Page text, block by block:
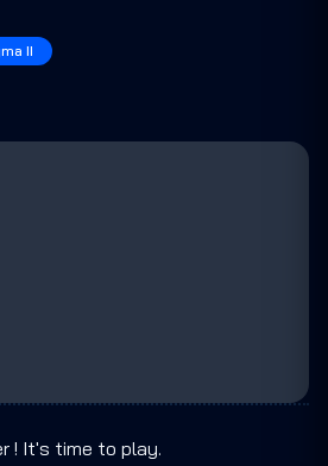
II
! It's time to play.